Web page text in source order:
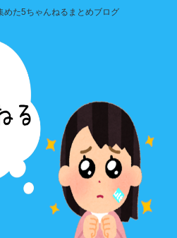
めた5ちゃんねるまとめブログ